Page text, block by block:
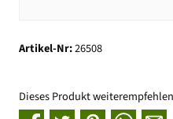
Artikel-Nr:26508
Dieses Produkt